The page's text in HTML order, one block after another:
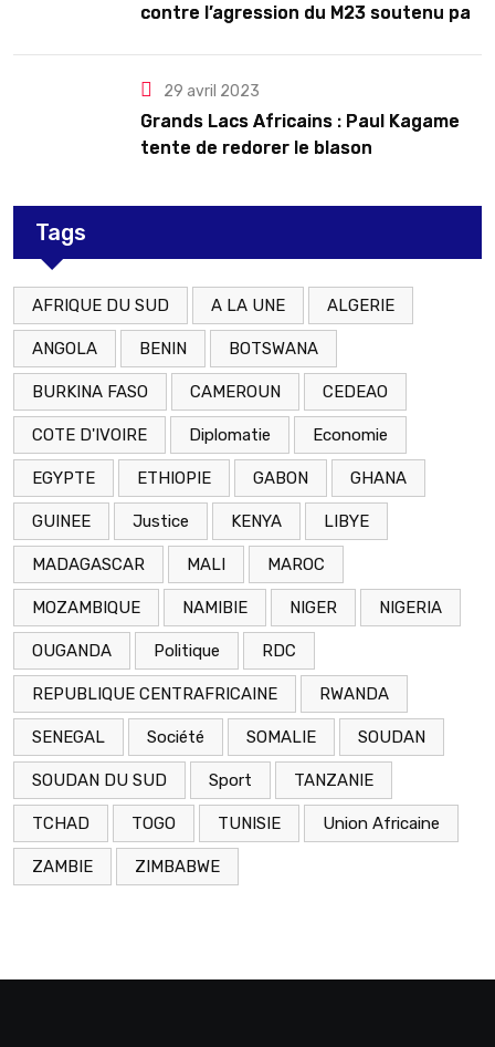
contre l’agression du M23 soutenu par
29 avril 2023
Grands Lacs Africains : Paul Kagame
tente de redorer le blason
Tags
AFRIQUE DU SUD A LA UNE ALGERIE
ANGOLA BENIN BOTSWANA
BURKINA FASO CAMEROUN CEDEAO
COTE D'IVOIRE Diplomatie Economie
EGYPTE ETHIOPIE GABON GHANA
GUINEE Justice KENYA LIBYE
MADAGASCAR MALI MAROC
MOZAMBIQUE NAMIBIE NIGER NIGERIA
OUGANDA Politique RDC
REPUBLIQUE CENTRAFRICAINE RWANDA
SENEGAL Société SOMALIE SOUDAN
SOUDAN DU SUD Sport TANZANIE
TCHAD TOGO TUNISIE Union Africaine
ZAMBIE ZIMBABWE